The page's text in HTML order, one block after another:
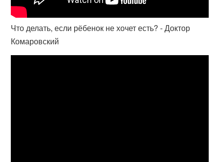
Что делать, если рёбенок не хочет есть? - Доктор
Комаровский